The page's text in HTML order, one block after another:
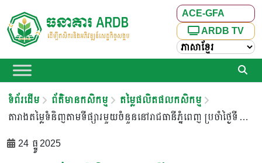
ACE-GFA
ARDB TV
ទំព័រដើម ព័ត៌មានកសិកម្ម
តម្លៃផលិតផលកសិកម្ម
តារាងតម្លៃទំនិញតាមទីផ្សារមួយចំនួននៅរាជធានីភ្នំពេញ ប្រចាំថ្ងៃទី ២៤ ខែធ្នូ ឆ្នាំ២០២៥
24 ធ្នូ 2025